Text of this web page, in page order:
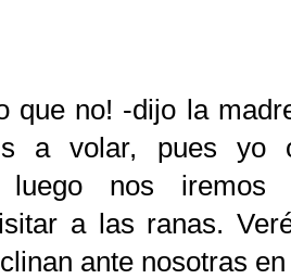
que no! -dijo la
a volar, pues yo
luego nos iremos
a las ranas.
ante nosotras